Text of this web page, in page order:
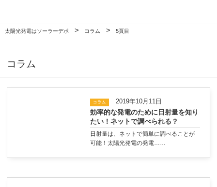
太陽光発電はソーラーデポ > コラム > 5頁目
コラム
コラム 2019年10月11日
効率的な発電のために日射量を知り
たい！ネットで調べられる？
日射量は、ネットで簡単に調べることが
可能！太陽光発電の発電……